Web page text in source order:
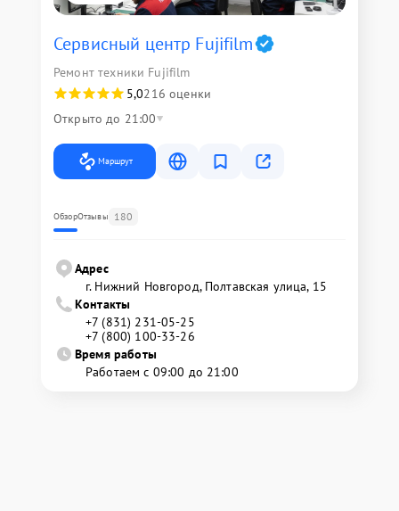
Сервисный центр Fujifilm
Ремонт техники Fujifilm
5,0216 оценки
Открыто до 21:00
Маршрут
ОбзорОтзывы 180
Адрес
г. Нижний Новгород, Полтавская улица, 15
Контакты
+7 (831) 231-05-25
+7 (800) 100-33-26
Время работы
Работаем с 09:00 до 21:00